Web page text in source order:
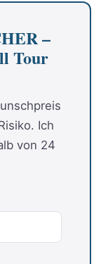
–
Tour
Ich
von 24